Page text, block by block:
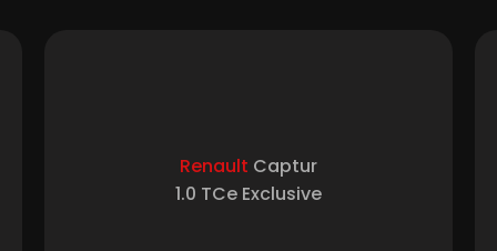
RenaultCaptur
1.0 TCe Exclusive